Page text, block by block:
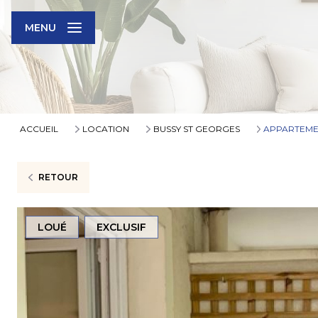
MENU
ACCUEIL LOCATION BUSSY ST GEORGES
RETOUR
LOUÉ EXCLUSIF